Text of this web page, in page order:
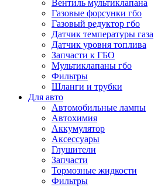
Вентиль мультиклапана
Газовые форсунки гбо
Газовый редуктор гбо
Датчик температуры газа
Датчик уровня топлива
Запчасти к ГБО
Мультиклапаны гбо
Фильтры
Шланги и трубки
Для авто
Автомобильные лампы
Автохимия
Аккумулятор
Аксессуары
Глушители
Запчасти
Тормозные жидкости
Фильтры